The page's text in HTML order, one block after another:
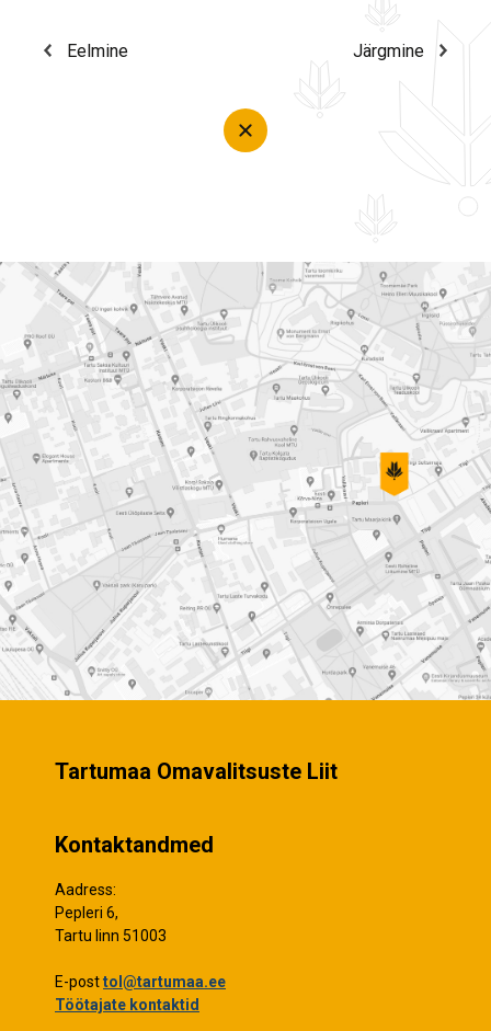
Eelmine Järgmine
Tartumaa Omavalitsuste Liit
Kontaktandmed
Aadress:
Pepleri 6,
Tartu linn 51003
E-posttol@tartumaa.ee
Töötajate kontaktid